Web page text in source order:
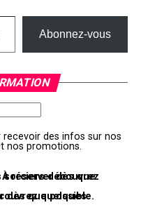
Abonnez-vous
des infos sur nos
nos promotions.